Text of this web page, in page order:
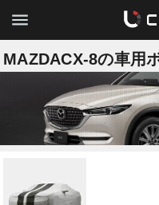
MAZDACX-8の車用